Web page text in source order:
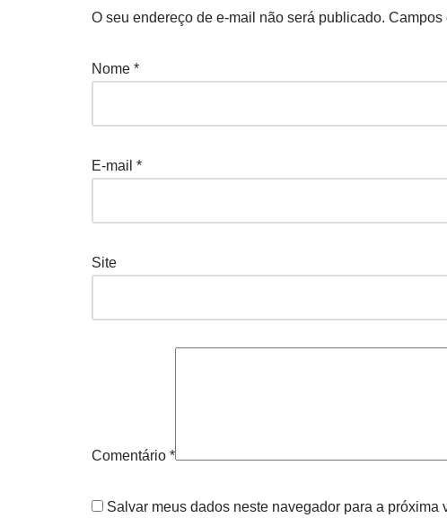
O seu endereço de e-mail não será publicado. Campos
Nome *
E-mail *
Site
Comentário *
Salvar meus dados neste navegador para a próxima